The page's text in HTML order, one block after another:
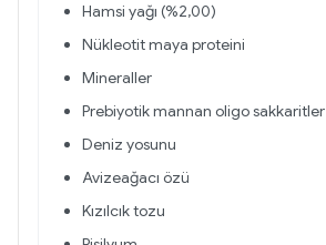
Hamsi yağı (%2,00)
Nükleotit maya proteini
Mineraller
Prebiyotik mannan oligo sakkaritler
Deniz yosunu
Avizeağacı özü
Kızılcık tozu